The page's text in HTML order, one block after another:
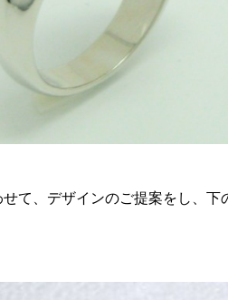
て、デザインのご提案をし、下